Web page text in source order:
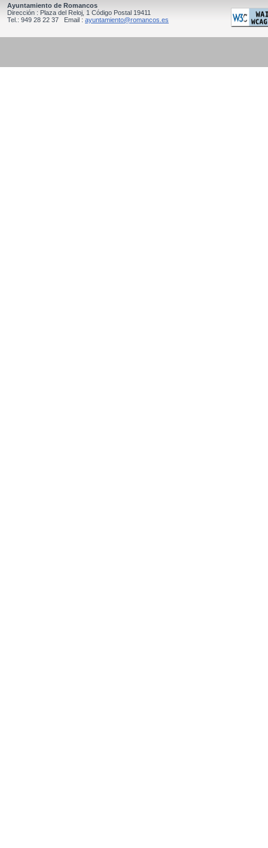
Ayuntamiento de Romancos
Dirección : Plaza del Reloj, 1 Código Postal 19411
Tel.: 949 28 22 37 Email : ayuntamiento@romancos.es